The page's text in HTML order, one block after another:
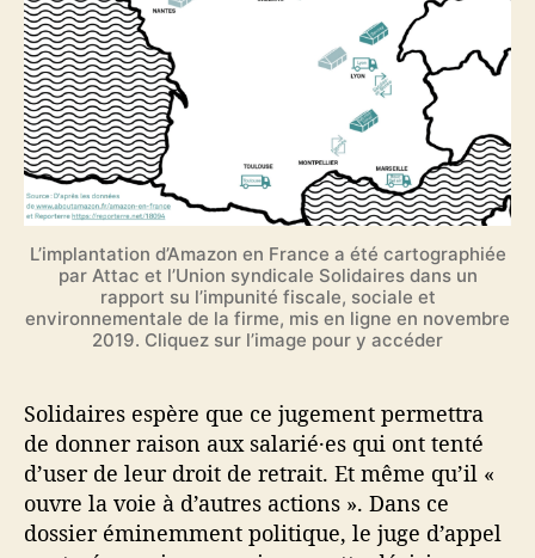
L’implantation d’Amazon en France a été cartographiée
par Attac et l’Union syndicale Solidaires dans un
rapport su l’impunité fiscale, sociale et
environnementale de la firme, mis en ligne en novembre
2019. Cliquez sur l’image pour y accéder
Solidaires espère que ce jugement permettra
de donner raison aux salarié·es qui ont tenté
d’user de leur droit de retrait. Et même qu’il «
ouvre la voie à d’autres actions ». Dans ce
dossier éminemment politique, le juge d’appel